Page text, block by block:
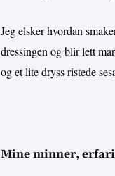
Jeg elsker hvordan
dressingen og blir lett
og et lite dryss ristede
Mine minner,